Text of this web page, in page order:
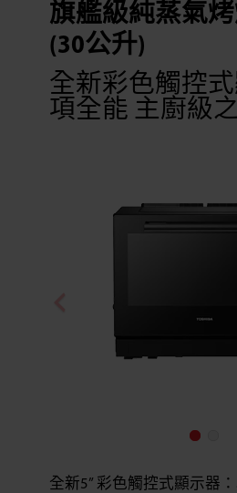
旗艦級純蒸氣
(30公升)
全新彩色觸控
項全能 主廚級
全新5” 彩色觸控式顯示器